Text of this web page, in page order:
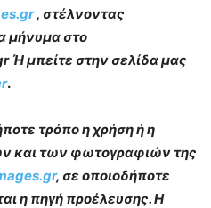
, στέλνοντας
μήνυμα στο
Ή μπείτε στην σελίδα μας
.
τρόπο η χρήση ή η
και των φωτογραφιών της
, σε οποιοδήποτε
η πηγή προέλευσης. Η